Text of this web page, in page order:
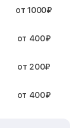
от 1000₽
от 400₽
от 200₽
от 400₽